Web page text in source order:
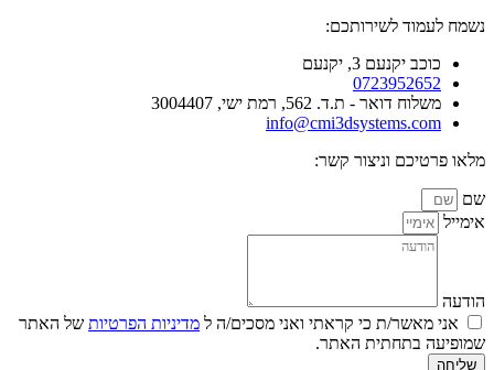
נשמח לעמוד לשירותכם:
כוכב יקנעם 3, יקנעם
0723952652
משלוח דואר - ת.ד. 562, רמת ישי, 3004407​
info@cmi3dsystems.com
מלאו פרטיכם וניצור קשר:
שם
אימייל
הודעה
אני מאשר/ת כי קראתי ואני מסכים/ה ל מדיניות הפרטיות של האתר
שמופיעה בתחתית האתר.
שליחה